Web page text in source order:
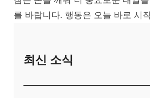
를 바랍니다. 행동은 오늘 바로 시
최신 소식